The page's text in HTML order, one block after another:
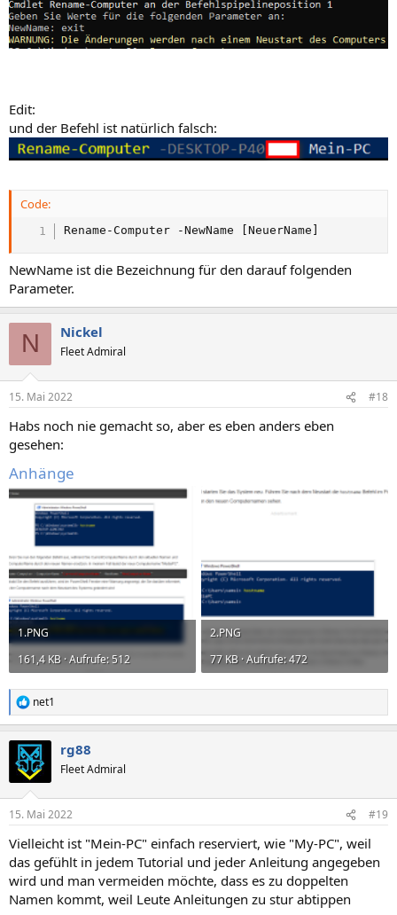
Edit:
und der Befehl ist natürlich falsch:
Code:
Rename-Computer -NewName [NeuerName]
NewName ist die Bezeichnung für den darauf folgenden
Parameter.
N Nickel
Fleet Admiral
15. Mai 2022 #18
Habs noch nie gemacht so, aber es eben anders eben
gesehen:
Anhänge
1.PNG
161,4 KB · Aufrufe: 512
2.PNG
77 KB · Aufrufe: 472
R
e
k
t
i
e
:
net1
rg88
Fleet Admiral
15. Mai 2022 #19
Vielleicht ist "Mein-PC" einfach reserviert, wie "My-PC", weil
das gefühlt in jedem Tutorial und jeder Anleitung angegeben
wird und man vermeiden möchte, dass es zu doppelten
Namen kommt, weil Leute Anleitungen zu stur abtippen